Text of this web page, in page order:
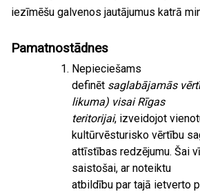
iezīmēšu galvenos jautājumus katrā
Pamatnostādnes
Nepieciešams
definēt saglabājamās
likuma) visai Rīgas
teritorijai, izveidojot
kultūrvēsturisko vērtību
attīstības redzējumu. Šai
saistošai, ar noteiktu
atbildību par tajā ietverto